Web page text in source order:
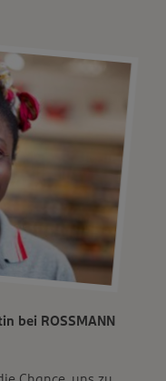
bei ROSSMANN